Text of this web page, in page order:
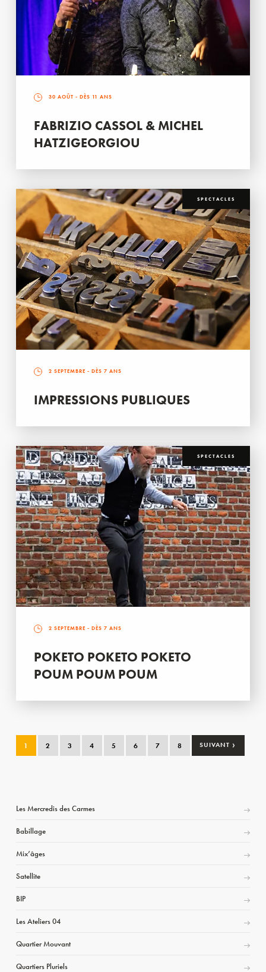
30 AOÛT - DÈS 11 ANS
FABRIZIO CASSOL & MICHEL
HATZIGEORGIOU
SPECTACLES
2 SEPTEMBRE - DÈS 7 ANS
IMPRESSIONS PUBLIQUES
SPECTACLES
2 SEPTEMBRE - DÈS 7 ANS
POKETO POKETO POKETO
POUM POUM POUM
1 2 3 4 5 6 7 8 SUIVANT ›
Les Mercredis des Carmes
Babillage
Mix’âges
Satellite
BIP
Les Ateliers 04
Quartier Mouvant
Quartiers Pluriels